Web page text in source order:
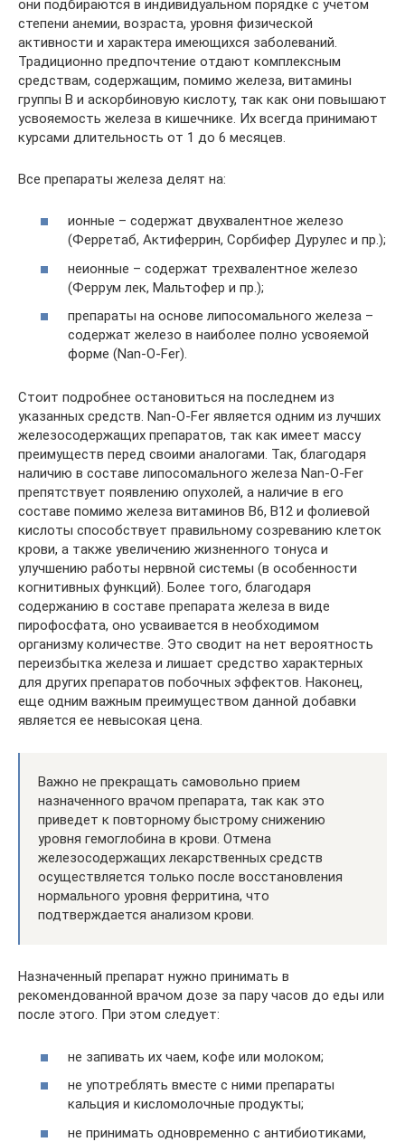
они подбираются в индивидуальном порядке с учетом
степени анемии, возраста, уровня физической
активности и характера имеющихся заболеваний.
Традиционно предпочтение отдают комплексным
средствам, содержащим, помимо железа, витамины
группы В и аскорбиновую кислоту, так как они повышают
усвояемость железа в кишечнике. Их всегда принимают
курсами длительность от 1 до 6 месяцев.
Все препараты железа делят на:
ионные – содержат двухвалентное железо
(Ферретаб, Актиферрин, Сорбифер Дурулес и пр.);
неионные – содержат трехвалентное железо
(Феррум лек, Мальтофер и пр.);
препараты на основе липосомального железа –
содержат железо в наиболее полно усвояемой
форме (Nan-O-Fer).
Стоит подробнее остановиться на последнем из
указанных средств. Nan-O-Fer является одним из лучших
железосодержащих препаратов, так как имеет массу
преимуществ перед своими аналогами. Так, благодаря
наличию в составе липосомального железа Nan-O-Fer
препятствует появлению опухолей, а наличие в его
составе помимо железа витаминов B6, B12 и фолиевой
кислоты способствует правильному созреванию клеток
крови, а также увеличению жизненного тонуса и
улучшению работы нервной системы (в особенности
когнитивных функций). Более того, благодаря
содержанию в составе препарата железа в виде
пирофосфата, оно усваивается в необходимом
организму количестве. Это сводит на нет вероятность
переизбытка железа и лишает средство характерных
для других препаратов побочных эффектов. Наконец,
еще одним важным преимуществом данной добавки
является ее невысокая цена.
Важно не прекращать самовольно прием
назначенного врачом препарата, так как это
приведет к повторному быстрому снижению
уровня гемоглобина в крови. Отмена
железосодержащих лекарственных средств
осуществляется только после восстановления
нормального уровня ферритина, что
подтверждается анализом крови.
Назначенный препарат нужно принимать в
рекомендованной врачом дозе за пару часов до еды или
после этого. При этом следует:
не запивать их чаем, кофе или молоком;
не употреблять вместе с ними препараты
кальция и кисломолочные продукты;
не принимать одновременно с антибиотиками,